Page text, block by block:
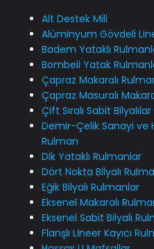
Alt Destek Mili
Alüminyum Gövdeli
Badem Yataklı
Bombeli Yatak
Çapraz Makaralı
Çapraz Masuralı
Çift Sıralı Sabit Bilyalılar
Demir-Çelik Sanayi ve
Rulman
Dik Yataklı Rulmanlar
Dört Nokta Bilyalı
Eğik Bilyalı Rulmanlar
Eksenel Makaralı
Eksenel Sabit Bilyalı
Flanşlı Lineer Kayıcı